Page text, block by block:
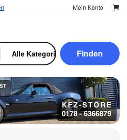
Mein Konto
Finden